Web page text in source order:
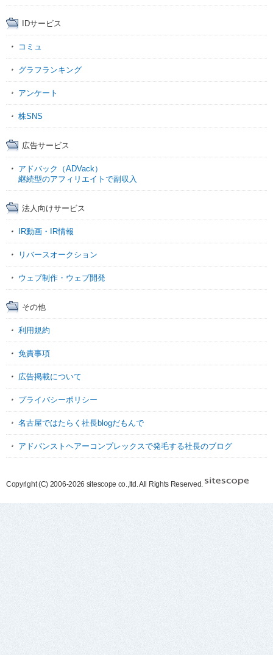
IDサービス
コミュ
グラフランキング
アンケート
株SNS
広告サービス
アドバック（ADVack）
継続型のアフィリエイトで副収入
法人向けサービス
IR動画・IR情報
リバースオークション
ウェブ制作・ウェブ開発
その他
利用規約
免責事項
広告掲載について
プライバシーポリシー
名古屋ではたらく社長blogだもんで
アドバンストヘアーコンプレックスで発毛する社長のブログ
Copyright (C) 2006-2026 sitescope co.,ltd. All Rights Reserved.